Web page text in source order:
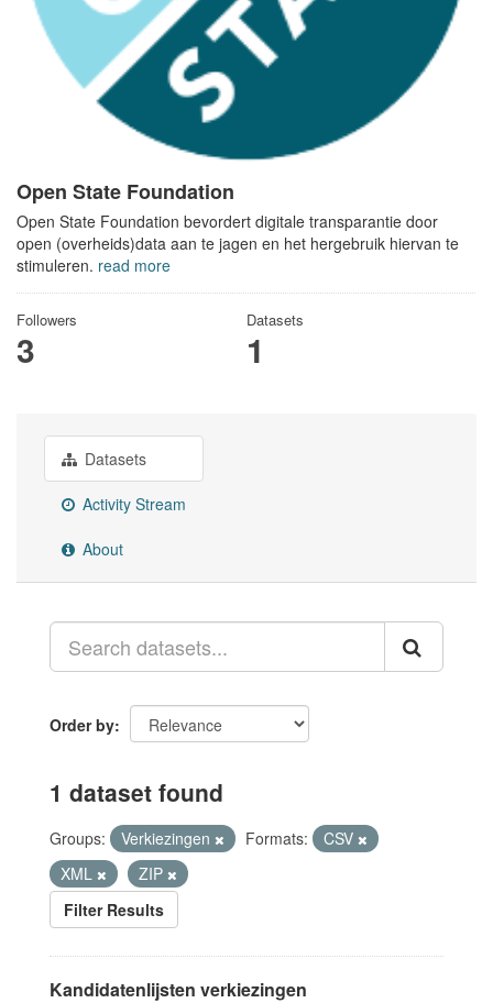
Open State Foundation
Open State Foundation bevordert digitale transparantie door
open (overheids)data aan te jagen en het hergebruik hiervan te
stimuleren. read more
Followers
3
Datasets
1
Datasets
Activity Stream
About
Order by
1 dataset found
Groups: Verkiezingen Formats:
CSV
XML
ZIP
Filter Results
Kandidatenlijsten verkiezingen